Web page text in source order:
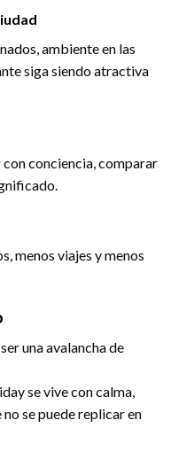
ambiente en las
siga siendo atractiva
conciencia, comparar
menos viajes y menos
una avalancha de
se vive con calma,
se puede replicar en